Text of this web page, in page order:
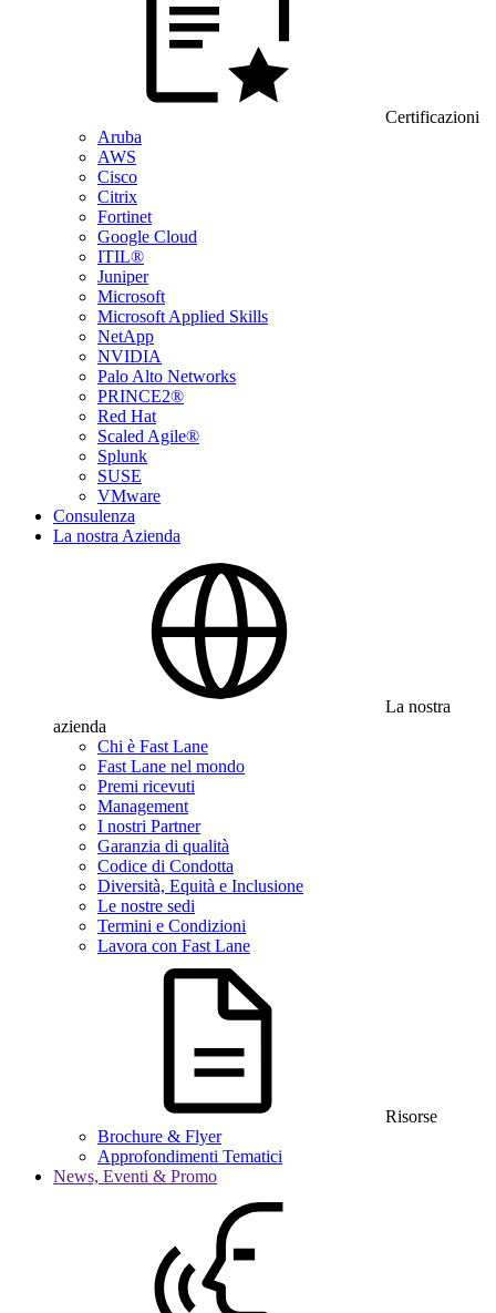
Certificazioni
Aruba
AWS
Cisco
Citrix
Fortinet
Google Cloud
ITIL®
Juniper
Microsoft
Microsoft Applied Skills
NetApp
NVIDIA
Palo Alto Networks
PRINCE2®
Red Hat
Scaled Agile®
Splunk
SUSE
VMware
Consulenza
La nostra Azienda
La nostra
azienda
Chi è Fast Lane
Fast Lane nel mondo
Premi ricevuti
Management
I nostri Partner
Garanzia di qualità
Codice di Condotta
Diversità, Equità e Inclusione
Le nostre sedi
Termini e Condizioni
Lavora con Fast Lane
Risorse
Brochure & Flyer
Approfondimenti Tematici
News, Eventi & Promo